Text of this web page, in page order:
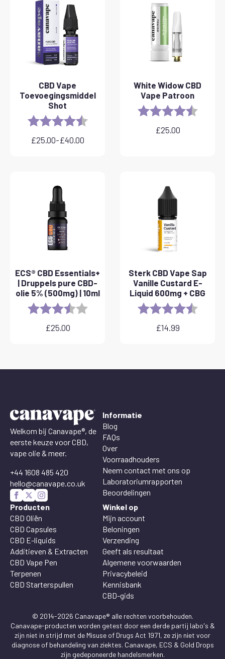
CBD Vape
Toevoegingsmiddel
Shot
Rating: 4.8 out of 5 stars
£25.00-£40.00
Prijsklasse:
€
40,00
White Widow CBD
Vape Patroon
Rating: 4.6 out
£25.00
ECS® CBD Essentials+
| Druppels pure CBD-
olie 5% (500mg) | 10ml
Rating: 3.8 out of 5 stars
£25.00
Sterk CBD Vape Sap
Vanille Custard E-
Liquid 600mg + CBG
Rating: 4.6 out
£14.99
Welkom bij Canavape®, de
eerste keuze voor CBD,
vape olie & meer.
+44 1608 485 420
hello@canavape.co.uk
Informatie
Blog
FAQs
Over
Voorraadhouders
Neem contact met ons op
Laboratoriumrapporten
Beoordelingen
Producten
CBD Oliën
CBD Capsules
CBD E-liquids
Additieven & Extracten
CBD Vape Pen
Terpenen
CBD Starterspullen
Winkel op
Mijn account
Beloningen
Verzending
Geeft als resultaat
Algemene voorwaarden
Privacybeleid
Kennisbank
CBD-gids
© 2014-2026 Canavape® alle rechten voorbehouden.
Canavape-producten worden getest door een derde partij labo's &
zijn niet in strijd met de Misuse of Drugs Act 1971, ze zijn niet voor
diagnose of behandeling van ziektes. Canavape, ECS & Gold Drops
zijn gedeponeerde handelsmerken.